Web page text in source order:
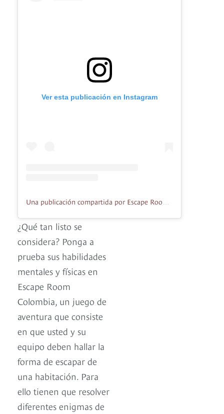
Ver esta publicación en Instagram
Una publicación compartida por Escape Room Colombia (@escaperoomcolombia)
¿Qué tan listo se
considera? Ponga a
prueba sus habilidades
mentales y físicas en
Escape Room
Colombia, un juego de
aventura que consiste
en que usted y su
equipo deben hallar la
forma de escapar de
una habitación. Para
ello tienen que resolver
diferentes enigmas de